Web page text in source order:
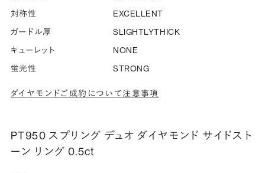
対称性
EXCELLENT
ガードル厚
SLIGHTLYTHICK
キューレット
NONE
蛍光性
STRONG
ダイヤモンドご成約について注意事項
PT950 スプリング デュオ ダイヤモンド サイドスト
ーン リング 0.5ct